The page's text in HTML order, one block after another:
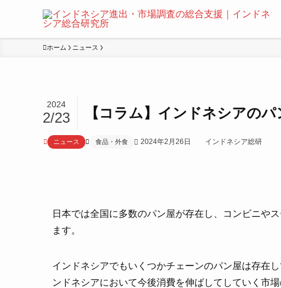
ホーム ニュース
【コラム】インドネシアの
2024
2/23
ニュース 食品・外食 2024年2月26日 インドネシア総研
日本では全国に多数のパン屋が存在し、コンビニや
ます。
インドネシアでもいくつかチェーンのパン屋は存在
ンドネシアにおいて今後消費を伸ばしてしていく市